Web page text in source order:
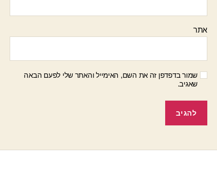
אתר
שמור בדפדפן זה את השם, האימייל והאתר שלי לפעם הבאה
שאגיב.